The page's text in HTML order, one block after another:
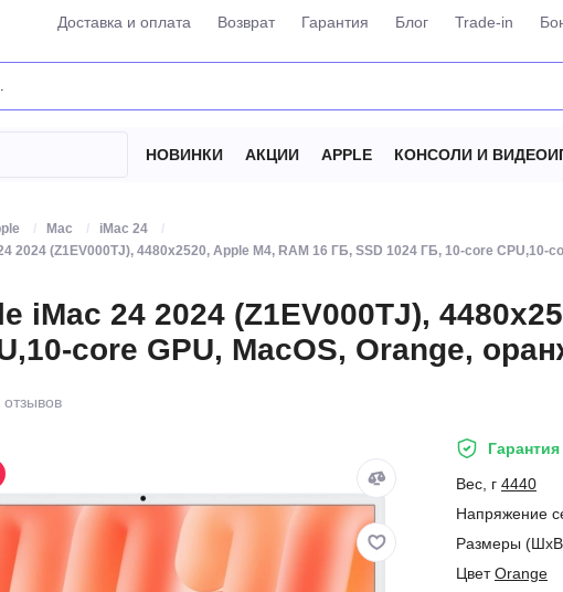
Доставка и оплата Возврат Гарантия Блог Trade-in
НОВИНКИ АКЦИИ APPLE КОНСОЛИ И
Mac
iMac 24
2024 (Z1EV000TJ), 4480x2520, Apple M4, RAM 16 ГБ, SSD 1024 ГБ, 10-core CPU,10-
iMac 24 2024 (Z1EV000TJ),
core GPU, MacOS, Orange,
отзывов
Вес, г 4440
Напряжение
Размеры
ЦветOrange